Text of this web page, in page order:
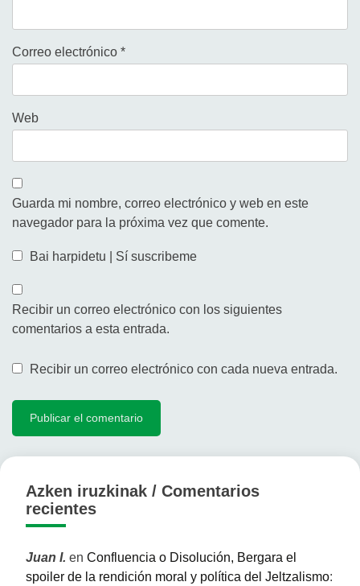
Correo electrónico *
Web
Guarda mi nombre, correo electrónico y web en este
navegador para la próxima vez que comente.
Bai harpidetu | Sí suscribeme
Recibir un correo electrónico con los siguientes
comentarios a esta entrada.
Recibir un correo electrónico con cada nueva entrada.
Azken iruzkinak / Comentarios
recientes
Juan I. en Confluencia o Disolución, Bergara el
spoiler de la rendición moral y política del Jeltzalismo: